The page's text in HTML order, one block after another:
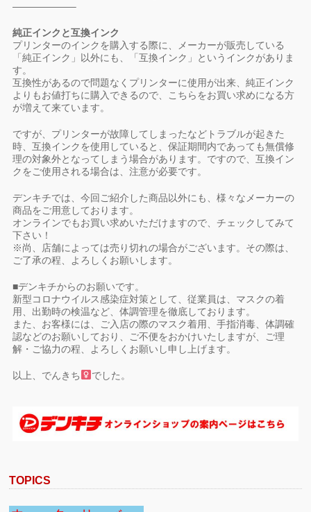
——————–
純正インクと互換インク
プリンターのインクを購入する際に、メーカーが販売している
「純正インク」以外にも、「互換インク」というインクがありま
す。
互換性があるので問題なくプリンターに使用が出来、純正インク
よりもお値打ちに購入できるので、こちらをお買い求めになる方
が増えて来ています。
ですが、プリンターが故障してしまったなどトラブルが起きた
時、互換インクを使用していると、保証期間内であっても無償修
理の対象外となってしまう場合があります。ですので、互換イン
クをご使用される場合は、注意が必要です。
デンキチでは、今回ご紹介した商品以外にも、様々なメーカーの
商品をご用意しております。
オンラインでもお買い求めいただけますので、チェックしてみて
下さい！
※尚、店舗によっては売り切れの場合がございます。その際は、
ご了承の程、よろしくお願いします。
■デンキチからのお願いです。
新型コロナウイルス感染症対策として、従業員は、マスクの着
用、出勤時の検温など、体調管理を徹底しております。
また、お客様には、ご入店の際のマスク着用、手指消毒、体調確
認などのお願いしており、ご不便をおかけいたしますが、ご理
解・ご協力の程、よろしくお願いし申し上げます。
以上、でんきち でした。
TOPICS